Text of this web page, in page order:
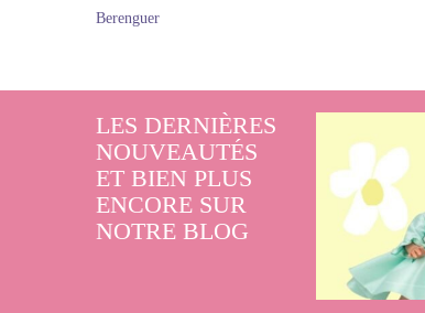
Berenguer
LES DERNIÈRES
NOUVEAUTÉS
ET BIEN PLUS
ENCORE SUR
NOTRE BLOG